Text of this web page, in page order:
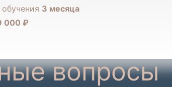
3 месяца
000 ₽
вопросы